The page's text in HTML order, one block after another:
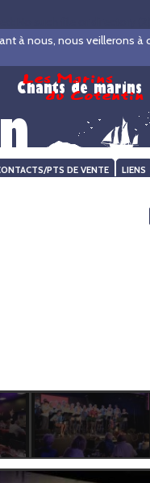
à nous, nous veillerons
PTS DE VENTE LIENS